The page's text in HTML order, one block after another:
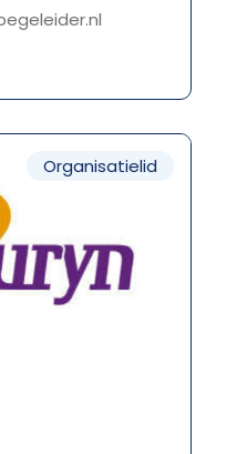
Organisatielid